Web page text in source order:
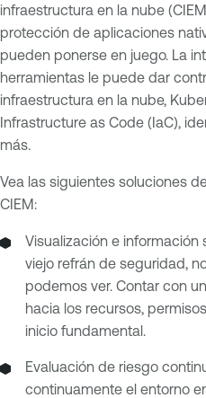
infraestructura en la nube
protección de aplicaciones
pueden ponerse en juego. La
herramientas le puede dar
infraestructura en la nube,
Infrastructure as Code (IaC),
más.
Vea las siguientes soluciones
CIEM:
Visualización e
viejo refrán de seguridad,
podemos ver. Contar con
hacia los recursos,
inicio fundamental.
Evaluación de riesgo
continuamente el entorno